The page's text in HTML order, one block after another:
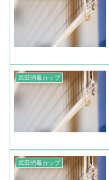
武田消毒カップ
武田消毒カップ